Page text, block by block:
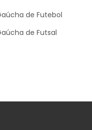
de Futebol
de Futsal